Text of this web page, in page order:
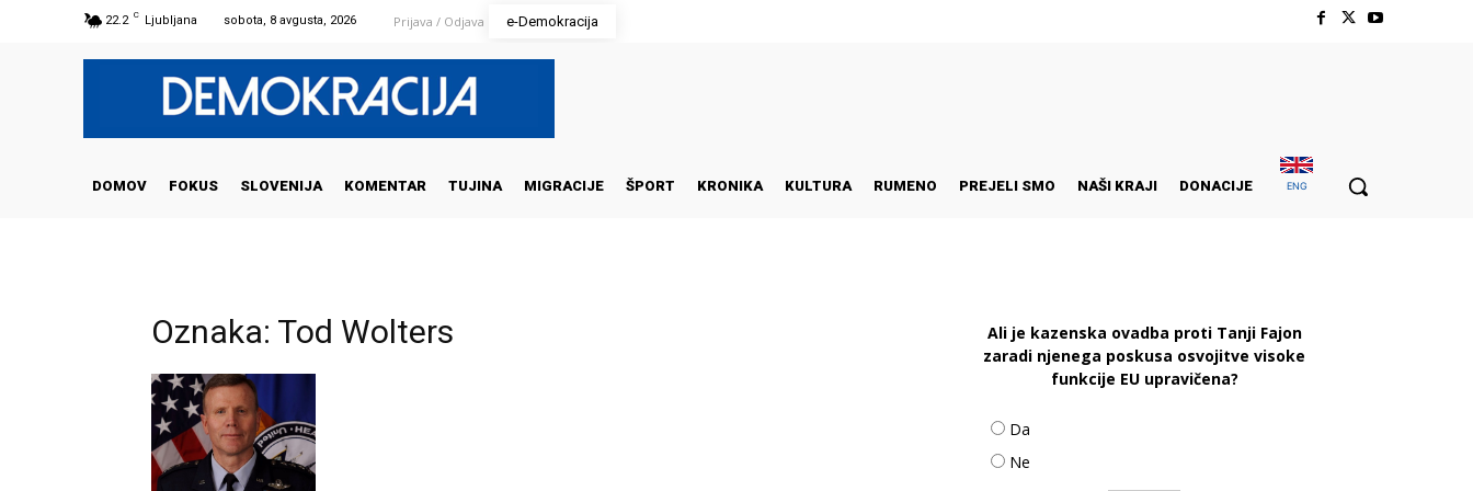
22.2 C Ljubljana sobota, 8 avgusta, 2026 Prijava / Odjava e-Demokracija
DOMOV FOKUS SLOVENIJA KOMENTAR TUJINA MIGRACIJE ŠPORT KRONIKA KULTURA RUMENO PREJELI SMO NAŠI KRAJI DONACIJE ENG
Oznaka: Tod Wolters
Ali je kazenska ovadba proti Tanji Fajon
zaradi njenega poskusa osvojitve visoke
funkcije EU upravičena?
Da
Ne